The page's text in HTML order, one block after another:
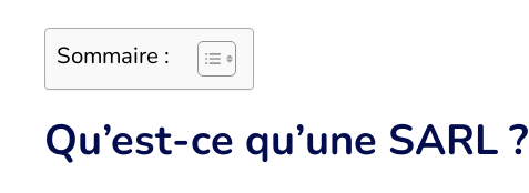
Sommaire :
Qu’est-ce qu’une SARL ?